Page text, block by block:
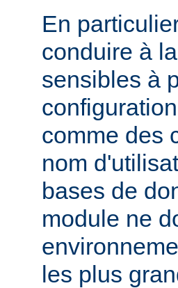
En
conduire à
sensibles à
comme des
nom
bases de
module ne
les plus